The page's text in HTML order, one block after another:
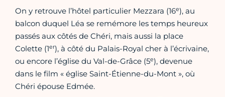
On y retrouve l’hôtel particulier Mezzara (16e), au
balcon duquel Léa se remémore les temps heureux
passés aux côtés de Chéri, mais aussi la place
Colette (1er), à côté du Palais-Royal cher à l’écrivaine,
ou encore l’église du Val-de-Grâce (5e), devenue
dans le film « église Saint-Étienne-du-Mont », où
Chéri épouse Edmée.